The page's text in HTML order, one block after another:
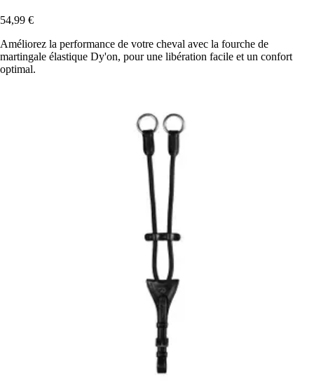
54,99 €
Améliorez la performance de votre cheval avec la fourche de
martingale élastique Dy'on, pour une libération facile et un confort
optimal.